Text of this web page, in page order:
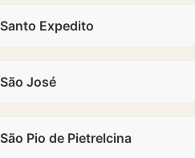
Santo Expedito
São José
São Pio de Pietrelcina